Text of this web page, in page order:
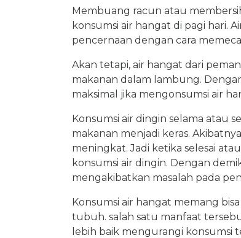
Membuang racun atau
konsumsi air hangat di pagi hari.
pencernaan dengan cara
Akan tetapi, air hangat dari
makanan dalam lambung.
maksimal jika mengonsumsi air
Konsumsi air dingin selama atau
makanan menjadi keras.
meningkat. Jadi ketika selesai
konsumsi air dingin. Dengan
mengakibatkan masalah pada
Konsumsi air hangat memang
tubuh. salah satu manfaat
lebih baik mengurangi konsumsi